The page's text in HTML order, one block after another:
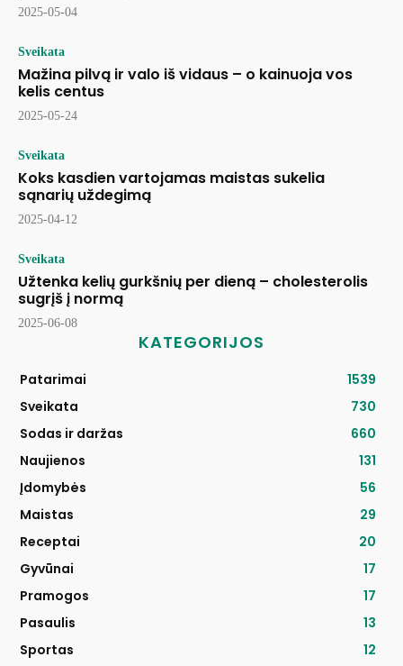
2025-05-04
Sveikata
Mažina pilvą ir valo iš vidaus – o kainuoja vos
kelis centus
2025-05-24
Sveikata
Koks kasdien vartojamas maistas sukelia
sąnarių uždegimą
2025-04-12
Sveikata
Užtenka kelių gurkšnių per dieną – cholesterolis
sugrįš į normą
2025-06-08
KATEGORIJOS
Patarimai
1539
Sveikata
730
Sodas ir daržas
660
Naujienos
131
Įdomybės
56
Maistas
29
Receptai
20
Gyvūnai
17
Pramogos
17
Pasaulis
13
Sportas
12